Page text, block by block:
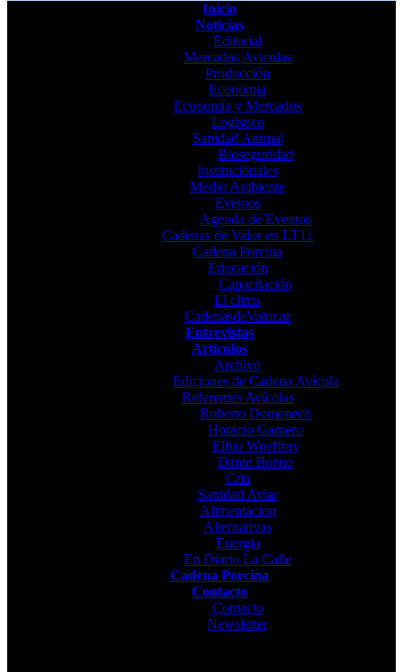
Inicio
Noticias
Editorial
Mercados Avicolas
Producción
Economia
Economía y Mercados
Logistica
Sanidad Animal
Bioseguridad
Institucionales
Medio Ambiente
Eventos
Agenda de Eventos
Cadenas de Valor en LT11
Cadena Porcina
Educación
Capacitación
El clima
CadenasdeValor.ar
Entrevistas
Artículos
Archivo
Ediciones de Cadena Avícola
Referentes Avícolas
Roberto Domenech
Horacio Gamero
Elbio Woeffray
Dante Bueno
Cria
Sanidad Aviar
Alimentacion
Alternativas
Energia
En Diario La Calle
Cadena Porcina
Contacto
Contacto
Newsletter